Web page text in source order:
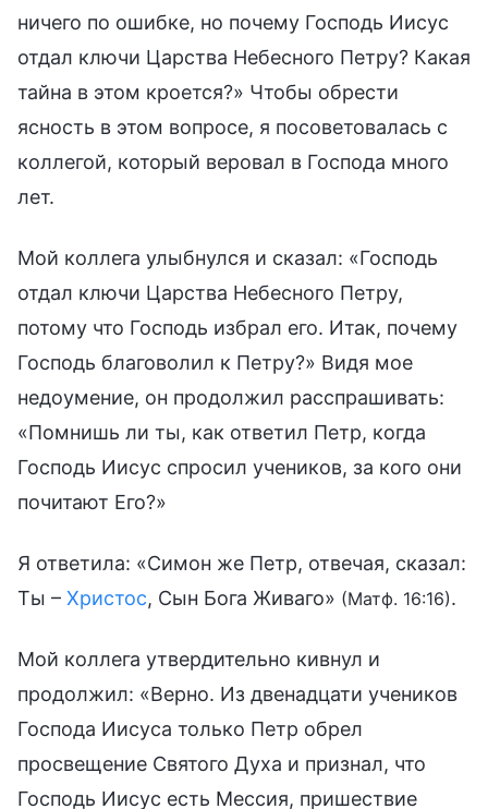
ничего по ошибке, но почему Господь Иисус
отдал ключи Царства Небесного Петру? Какая
тайна в этом кроется?» Чтобы обрести
ясность в этом вопросе, я посоветовалась с
коллегой, который веровал в Господа много
лет.
Мой коллега улыбнулся и сказал: «Господь
отдал ключи Царства Небесного Петру,
потому что Господь избрал его. Итак, почему
Господь благоволил к Петру?» Видя мое
недоумение, он продолжил расспрашивать:
«Помнишь ли ты, как ответил Петр, когда
Господь Иисус спросил учеников, за кого они
почитают Его?»
Я ответила: «Симон же Петр, отвечая, сказал:
Ты – Христос, Сын Бога Живаго» (Матф. 16:16).
Мой коллега утвердительно кивнул и
продолжил: «Верно. Из двенадцати учеников
Господа Иисуса только Петр обрел
просвещение Святого Духа и признал, что
Господь Иисус есть Мессия, пришествие